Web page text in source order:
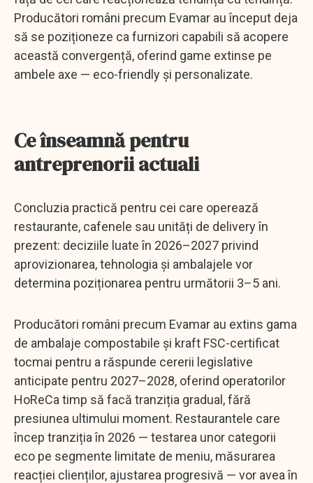
Producători români precum Evamar au început deja
să se poziționeze ca furnizori capabili să acopere
această convergență, oferind game extinse pe
ambele axe — eco-friendly și personalizate.
Ce înseamnă pentru
antreprenorii actuali
Concluzia practică pentru cei care operează
restaurante, cafenele sau unități de delivery în
prezent: deciziile luate în 2026–2027 privind
aprovizionarea, tehnologia și ambalajele vor
determina poziționarea pentru următorii 3–5 ani.
Producători români precum Evamar au extins gama
de ambalaje compostabile și kraft FSC-certificat
tocmai pentru a răspunde cererii legislative
anticipate pentru 2027–2028, oferind operatorilor
HoReCa timp să facă tranziția gradual, fără
presiunea ultimului moment. Restaurantele care
încep tranziția în 2026 — testarea unor categorii
eco pe segmente limitate de meniu, măsurarea
reacției clienților, ajustarea progresivă — vor avea în